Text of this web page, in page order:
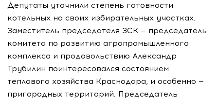
Депутаты уточнили степень готовности
котельных на своих избирательных участках.
Заместитель председателя ЗСК — председатель
комитета по развитию агропромышленного
комплекса и продовольствию Александр
Трубилин поинтересовался состоянием
теплового хозяйства Краснодара, и особенно —
пригородных территорий. Председатель